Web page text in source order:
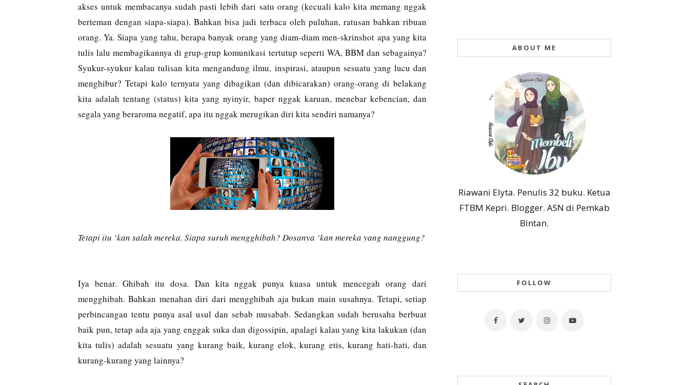
akses untuk membacanya sudah pasti lebih dari satu orang (kecuali kalo kita memang nggak
berteman dengan siapa-siapa). Bahkan bisa jadi terbaca oleh puluhan, ratusan bahkan ribuan
orang. Ya. Siapa yang tahu, berapa banyak orang yang diam-diam men-skrinshot apa yang kita
tulis lalu membagikannya di grup-grup komunikasi tertutup seperti WA, BBM dan sebagainya?
Syukur-syukur kalau tulisan kita mengandung ilmu, inspirasi, ataupun sesuatu yang lucu dan
menghibur? Tetapi kalo ternyata yang dibagikan (dan dibicarakan) orang-orang di belakang
kita adalah tentang (status) kita yang nyinyir, baper nggak karuan, menebar kebencian, dan
segala yang beraroma negatif, apa itu nggak merugikan diri kita sendiri namanya?
Tetapi itu ‘kan salah mereka. Siapa suruh mengghibah? Dosanya ‘kan mereka yang nanggung?
Iya benar. Ghibah itu dosa. Dan kita nggak punya kuasa untuk mencegah orang dari
mengghibah. Bahkan menahan diri dari mengghibah aja bukan main susahnya. Tetapi, setiap
perbincangan tentu punya asal usul dan sebab musabab. Sedangkan sudah berusaha berbuat
baik pun, tetap ada aja yang enggak suka dan digossipin, apalagi kalau yang kita lakukan (dan
kita tulis) adalah sesuatu yang kurang baik, kurang elok, kurang etis, kurang hati-hati, dan
kurang-kurang yang lainnya?
ABOUT ME
Riawani Elyta. Penulis 32 buku. Ketua
FTBM Kepri. Blogger. ASN di Pemkab
Bintan.
FOLLOW